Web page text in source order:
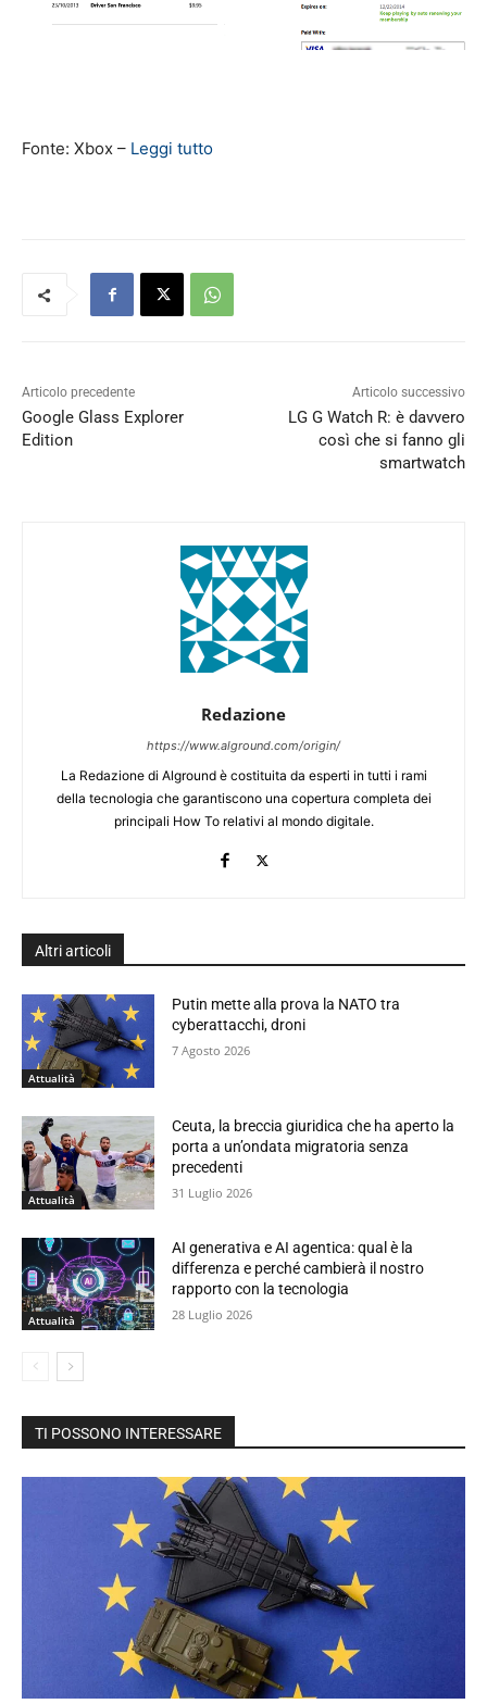
Fonte: Xbox – Leggi tutto
Articolo precedente
Google Glass Explorer
Edition
Articolo successivo
LG G Watch R: è davvero
così che si fanno gli
smartwatch
Redazione
https://www.alground.com/origin/
La Redazione di Alground è costituita da esperti in tutti i rami
della tecnologia che garantiscono una copertura completa dei
principali How To relativi al mondo digitale.
Altri articoli
Attualità
Putin mette alla prova la NATO tra
cyberattacchi, droni
7 Agosto 2026
Attualità
Ceuta, la breccia giuridica che ha aperto la
porta a un’ondata migratoria senza
precedenti
31 Luglio 2026
Attualità
AI generativa e AI agentica: qual è la
differenza e perché cambierà il nostro
rapporto con la tecnologia
28 Luglio 2026
TI POSSONO INTERESSARE